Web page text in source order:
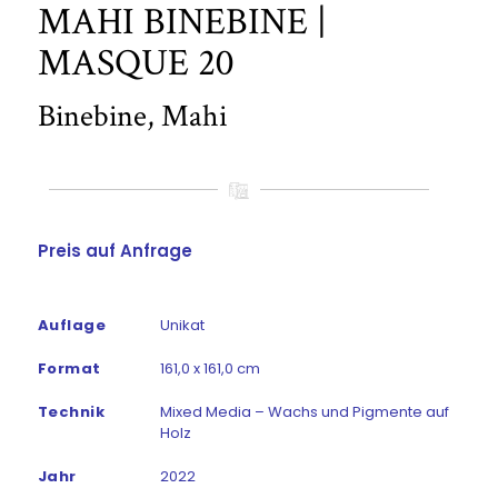
MAHI BINEBINE |
MASQUE 20
Binebine, Mahi
Preis auf Anfrage
Auflage Unikat
Format 161,0 x 161,0 cm
Technik
Mixed Media – Wachs und Pigmente auf
Holz
Jahr 2022